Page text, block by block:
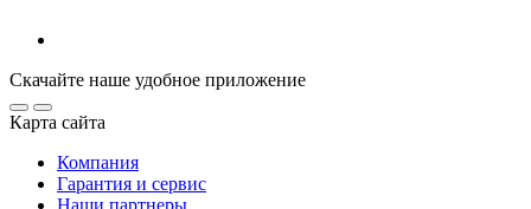
Скачайте наше удобное приложение
Карта сайта
Компания
Гарантия и сервис
Наши партнеры